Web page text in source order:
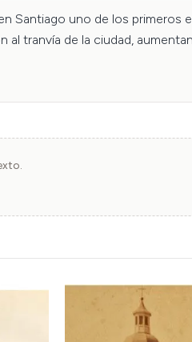
Santiago uno de los primeros
tranvía de la ciudad,